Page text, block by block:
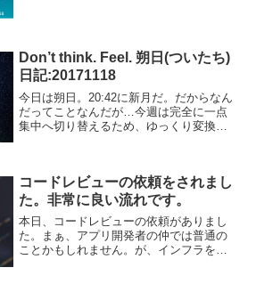
Don’t think. Feel. 朔日(ついたち)
日記:20171118
今日は朔日。20:42に新月だ。だからなん
だってことなんだが…今週は完全に一点
集中へ切り替えるため、ゆっくり変換モ
think....
コードレビューの依頼をされまし
た。非常に良い流れです。
本日、コードレビューの依頼がありまし
た。まぁ、アプリ開発者の仲では普通の
ことかもしれません。が、インフラをや